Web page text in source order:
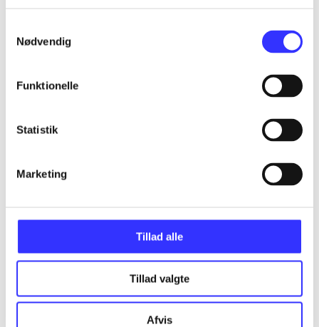
Nødvendig
Funktionelle
Statistik
Marketing
Tillad alle
Tillad valgte
Afvis
Minder om